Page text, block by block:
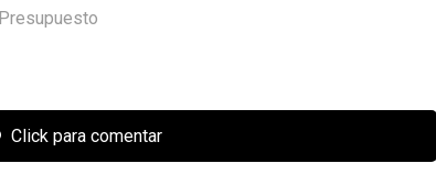
Presupuesto
Click para comentar